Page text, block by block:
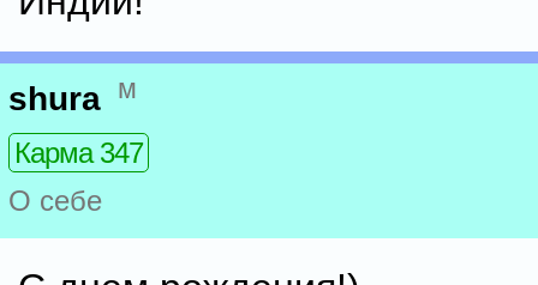
shura м
Карма 347
О себе